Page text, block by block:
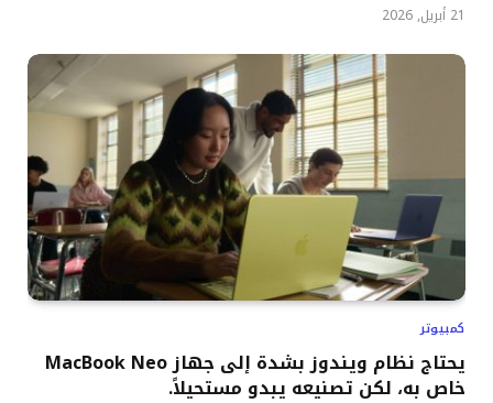
21 أبريل, 2026
كمبيوتر
يحتاج نظام ويندوز بشدة إلى جهاز MacBook Neo
خاص به، لكن تصنيعه يبدو مستحيلاً.